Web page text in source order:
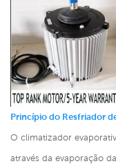
Princípio do Resfriador
O climatizador
através da evaporação